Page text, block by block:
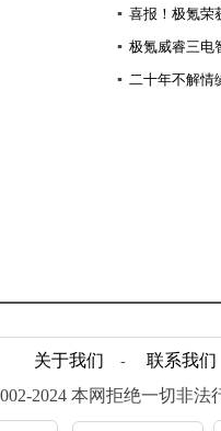
▪ 喜报！极氪荣
▪ 极氪威睿三电
▪ 二十年不解情
关于我们 - 联系我们
2024 本网拒绝一切非